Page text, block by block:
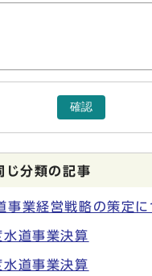
確認
じ分類の記事
事業経営戦略の策定に
道事業決算
道事業決算